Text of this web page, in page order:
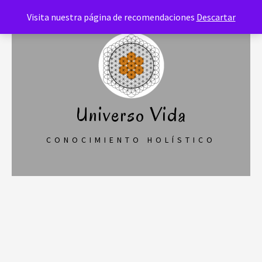
Visita nuestra página de recomendaciones Descartar
contenido
Universo Vida
CONOCIMIENTO HOLÍSTICO